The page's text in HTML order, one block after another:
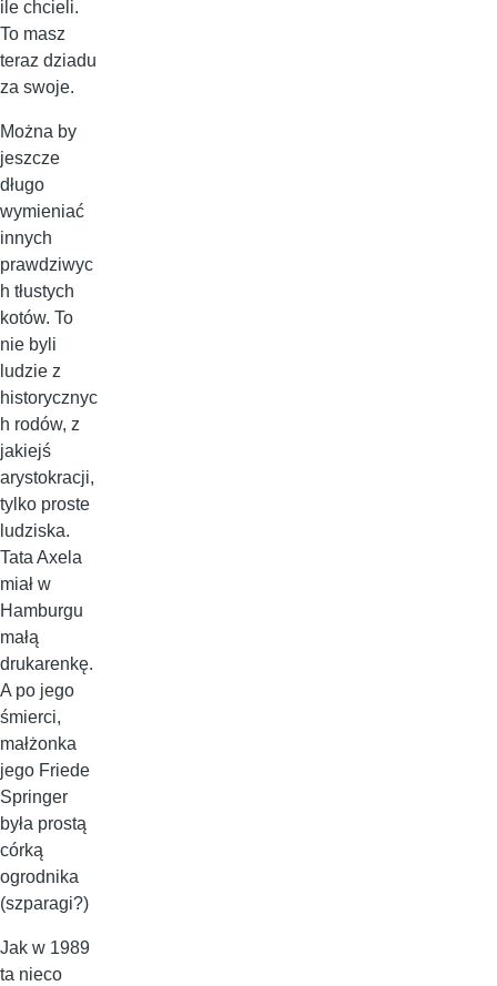
ile chcieli.
To masz
teraz dziadu
za swoje.
Można by
jeszcze
długo
wymieniać
innych
prawdziwyc
h tłustych
kotów. To
nie byli
ludzie z
historycznyc
h rodów, z
jakiejś
arystokracji,
tylko proste
ludziska.
Tata Axela
miał w
Hamburgu
małą
drukarenkę.
A po jego
śmierci,
małżonka
jego Friede
Springer
była prostą
córką
ogrodnika
(szparagi?)
Jak w 1989
ta nieco